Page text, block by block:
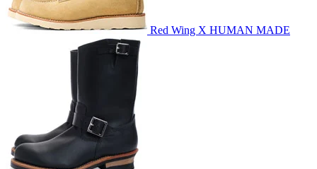
Red Wing X HUMAN MADE